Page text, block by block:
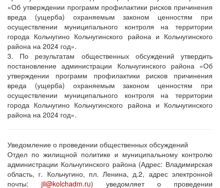
«Об утверждении программ профилактики рисков причинения
вреда (ущерба) охраняемым законом ценностям при
осуществлении муниципального контроля на территории
города Кольчугино Кольчугинского района и Кольчугинского
района на 2024 год».
3. По результатам общественных обсуждений утвердить
постановление администрации Кольчугинского района «Об
утверждении программ профилактики рисков причинения
вреда (ущерба) охраняемым законом ценностям при
осуществлении муниципального контроля на территории
города Кольчугино Кольчугинского района и Кольчугинского
района на 2024 год».
Уведомление о проведении общественных обсуждений
Отдел по жилищной политике и муниципальному контролю
администрации Кольчугинского района (Адрес: Владимирская
область, г. Кольчугино, пл. Ленина, д.2, адрес электронной
почты: jil@kolchadm.ru) уведомляет о проведении